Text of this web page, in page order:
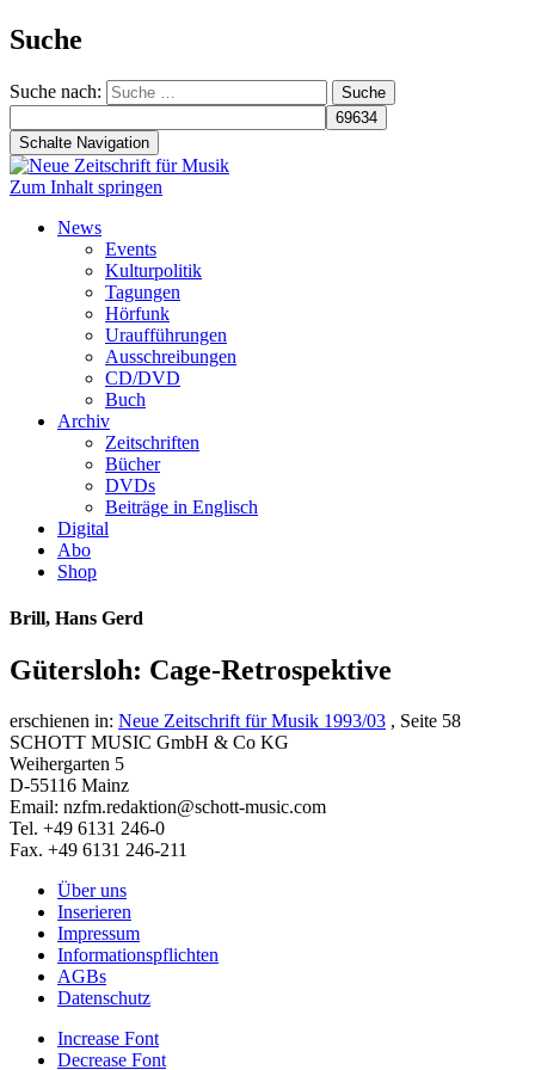
Suche
Suche nach:
Schalte Navigation
Zum Inhalt springen
News
Events
Kulturpolitik
Tagungen
Hörfunk
Uraufführungen
Ausschreibungen
CD/DVD
Buch
Archiv
Zeitschriften
Bücher
DVDs
Beiträge in Englisch
Digital
Abo
Shop
Brill, Hans Gerd
Gütersloh: Cage-Retrospektive
erschienen in: Neue Zeitschrift für Musik 1993/03 , Seite 58
SCHOTT MUSIC GmbH & Co KG
Weihergarten 5
D-55116 Mainz
Email: nzfm.redaktion@schott-music.com
Tel. +49 6131 246-0
Fax. +49 6131 246-211
Über uns
Inserieren
Impressum
Informationspflichten
AGBs
Datenschutz
Increase Font
Decrease Font